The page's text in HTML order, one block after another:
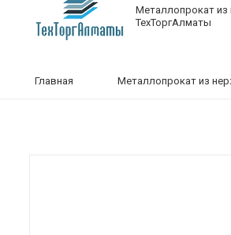
Металлопрокат
ТехТоргАлматы
Главная Металлопрокат из